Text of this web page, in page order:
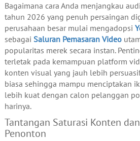
Bagaimana cara Anda menjangkau
tahun 2026 yang penuh persaingan
perusahaan besar mulai mengadopsi
sebagai Saluran Pemasaran Video
popularitas merek secara instan.
terletak pada kemampuan platform
konten visual yang jauh lebih
biasa sehingga mampu menciptakan
lebih kuat dengan calon pelanggan
harinya.
Tantangan Saturasi Konten
Penonton